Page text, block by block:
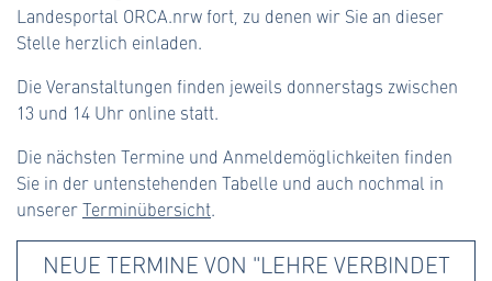
Landesportal ORCA.nrw fort, zu denen wir Sie an dieser
Stelle herzlich einladen.
Die Veranstaltungen finden jeweils donnerstags zwischen
13 und 14 Uhr online statt.
Die nächsten Termine und Anmeldemöglichkeiten finden
Sie in der untenstehenden Tabelle und auch nochmal in
unsererTerminübersicht.
NEUE TERMINE VON "LEHRE VERBINDET